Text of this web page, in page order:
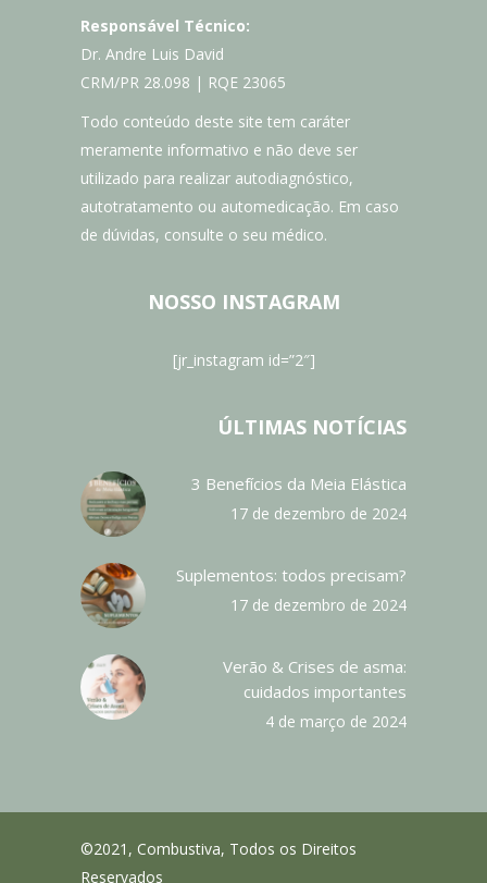
Responsável Técnico:
Dr. Andre Luis David
CRM/PR 28.098 | RQE 23065
Todo conteúdo deste site tem caráter
meramente informativo e não deve ser
utilizado para realizar autodiagnóstico,
autotratamento ou automedicação. Em caso
de dúvidas, consulte o seu médico.
NOSSO INSTAGRAM
[jr_instagram id=”2″]
ÚLTIMAS NOTÍCIAS
3 Benefícios da Meia Elástica
17 de dezembro de 2024
Suplementos: todos precisam?
17 de dezembro de 2024
Verão & Crises de asma:
cuidados importantes
4 de março de 2024
©2021, Combustiva, Todos os Direitos
Reservados